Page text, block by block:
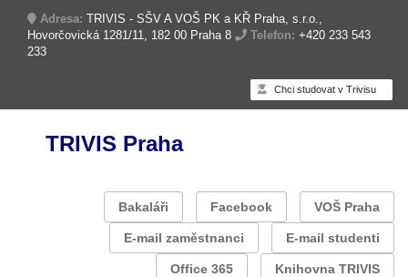
Adresa: TRIVIS - SŠV A VOŠ PK a KŘ Praha, s.r.o.,
Hovorčovická 1281/11, 182 00 Praha 8
Telefon: +420 233 543
233
Chci studovat v Trivisu
TRIVIS Praha
Bakaláři Facebook VOŠ Praha
E-mail zaměstnanci E-mail studenti
Office 365 Knihovna TRIVIS